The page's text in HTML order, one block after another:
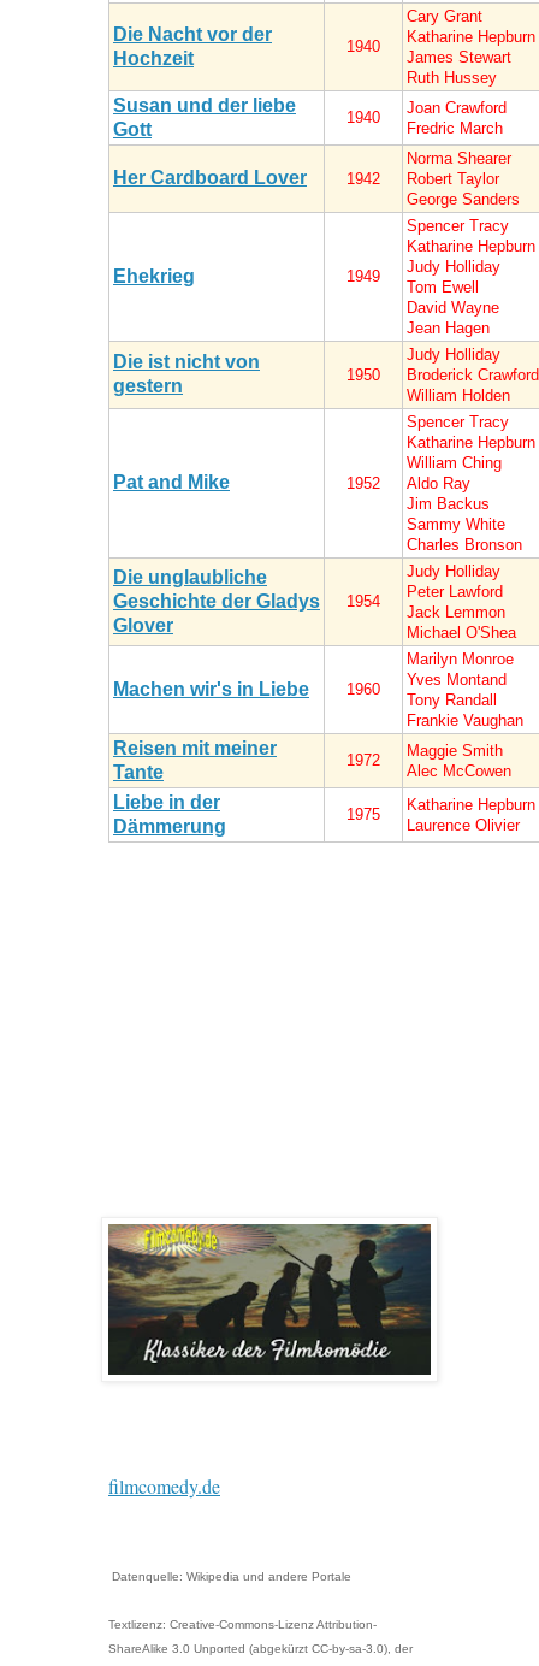
Die Nacht vor der
Hochzeit
1940
Cary Grant
Katharine Hepburn
James Stewart
Ruth Hussey
Susan und der liebe
Gott
1940
Joan Crawford
Fredric March
Her Cardboard Lover 1942
Norma Shearer
Robert Taylor
George Sanders
Ehekrieg 1949
Spencer Tracy
Katharine Hepburn
Judy Holliday
Tom Ewell
David Wayne
Jean Hagen
Die ist nicht von
gestern
1950
Judy Holliday
Broderick Crawford
William Holden
Pat and Mike 1952
Spencer Tracy
Katharine Hepburn
William Ching
Aldo Ray
Jim Backus
Sammy White
Charles Bronson
Die unglaubliche
Geschichte der Gladys
Glover
1954
Judy Holliday
Peter Lawford
Jack Lemmon
Michael O'Shea
Machen wir's in Liebe 1960
Marilyn Monroe
Yves Montand
Tony Randall
Frankie Vaughan
Reisen mit meiner
Tante
1972
Maggie Smith
Alec McCowen
Liebe in der
Dämmerung
1975
Katharine Hepburn
Laurence Olivier
filmcomedy.de
Datenquelle: Wikipedia und andere Portale
Textlizenz: Creative-Commons-Lizenz Attribution-
ShareAlike 3.0 Unported (abgekürzt CC-by-sa-3.0), der